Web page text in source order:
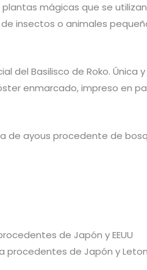
mágicas que se
insectos o animales
del Basilisco de Roko.
enmarcado, impreso en
de ayous procedente de
de Japón y EEUU
procedentes de Japón y